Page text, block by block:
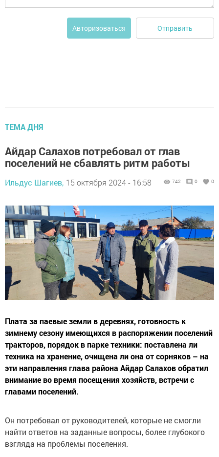
Авторизоваться Отправить
ТЕМА ДНЯ
Айдар Салахов потребовал от глав
поселений не сбавлять ритм работы
Ильдус Шагиев, 15 октября 2024 - 16:58 742 0 0
Плата за паевые земли в деревнях, готовность к
зимнему сезону имеющихся в распоряжении поселений
тракторов, порядок в парке техники: поставлена ли
техника на хранение, очищена ли она от сорняков – на
эти направления глава района Айдар Салахов обратил
внимание во время посещения хозяйств, встречи с
главами поселений.
Он потребовал от руководителей, которые не смогли
найти ответов на заданные вопросы, более глубокого
взгляда на проблемы поселения.